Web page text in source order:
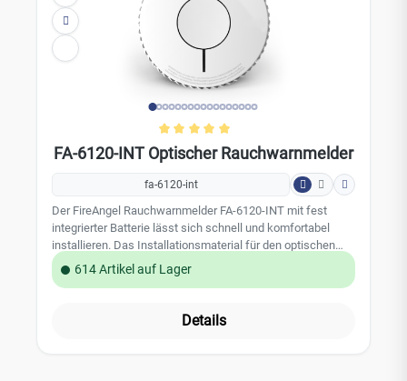
Limited Technische Daten: Sensortechnologie: Optisch
Alarmtonpegel: 85dB (A) bei 3m Installation: Wand / Decke
Betriebstemperatur: +4°C bis +38°C Batterie: 2x AA-Alkaline
Batterie Gewicht: 185 Gramm Abmessung: 118,1 x 118,1 x
Durchschnittliche Bewertung von
FA-6120-INT Optischer Rauchwarnmelder
fa-6120-int
Der FireAngel Rauchwarnmelder FA-6120-INT mit fest
integrierter Batterie lässt sich schnell und komfortabel
installieren. Das Installationsmaterial für den optischen
Rauchwarnmelder ist mit im Lieferumfang enthalten. Unter
normalen Betriebsbedingungen ist der Rauchmelder 10
danach austauschen, damit ein kontinuierlicher Schutz
614 Artikel auf Lager
Details